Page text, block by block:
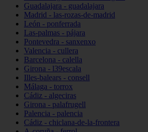
Guadalajara - guadalajara
Madrid - las-rozas-de-madrid
León - ponferrada
Las-palmas - pájara
Pontevedra - sanxenxo
Valencia - cullera
Barcelona - calella
Girona - l39escala
Illes-balears - consell
Málaga - torrox
Cádiz - algeciras
Girona - palafrugell
Palencia - palencia
Cádiz - chiclana-de-la-frontera